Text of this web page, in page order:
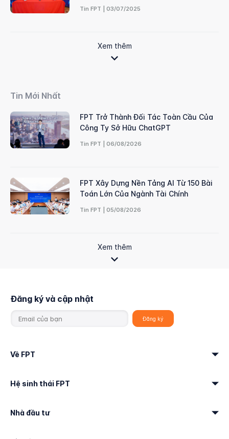
Tin FPT | 03/07/2025
Xem thêm
Tin Mới Nhất
FPT Trở Thành Đối Tác Toàn Cầu Của
Công Ty Sở Hữu ChatGPT
Tin FPT | 06/08/2026
FPT Xây Dựng Nền Tảng AI Từ 150 Bài
Toán Lớn Của Ngành Tài Chính
Tin FPT | 05/08/2026
Xem thêm
Đăng ký và cập nhật
Về FPT
Hệ sinh thái FPT
Nhà đầu tư